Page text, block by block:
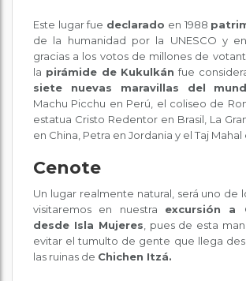
Este lugar fue declarado en 1988
de la humanidad por la UNESCO y
gracias a los votos de millones de
la pirámide de Kukulkán fue
siete nuevas maravillas del
Machu Picchu en Perú, el coliseo de
estatua Cristo Redentor en Brasil, La
en China, Petra en Jordania y el Taj Mahal
Cenote
Un lugar realmente natural, será uno de
visitaremos en nuestra excursión a
desde Isla Mujeres , pues de esta
evitar el tumulto de gente que llega
las ruinas de Chichen Itzá.